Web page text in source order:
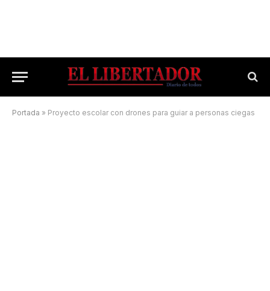
Portada » Proyecto escolar con drones para guiar a personas ciegas